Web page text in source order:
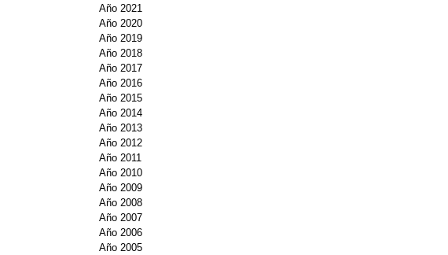
Año 2021
Año 2020
Año 2019
Año 2018
Año 2017
Año 2016
Año 2015
Año 2014
Año 2013
Año 2012
Año 2011
Año 2010
Año 2009
Año 2008
Año 2007
Año 2006
Año 2005